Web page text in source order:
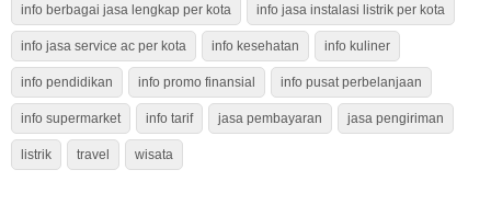
info berbagai jasa lengkap per kota info jasa instalasi listrik per kota
info jasa service ac per kota info kesehatan info kuliner
info pendidikan info promo finansial info pusat perbelanjaan
info supermarket info tarif jasa pembayaran jasa pengiriman
listrik travel wisata